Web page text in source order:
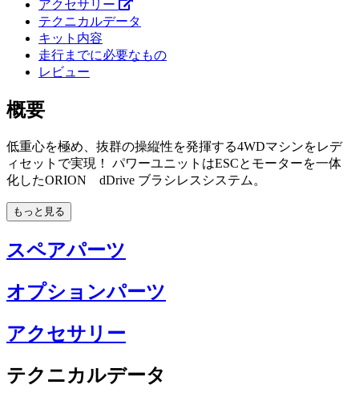
アクセサリー
テクニカルデータ
キット内容
走行までに必要なもの
レビュー
概要
低重心を極め、抜群の操縦性を発揮する4WDマシンをレデ
ィセットで実現！ パワーユニットはESCとモーターを一体
化したORION dDrive ブラシレスシステム。
もっと見る
スペアパーツ
オプションパーツ
アクセサリー
テクニカルデータ